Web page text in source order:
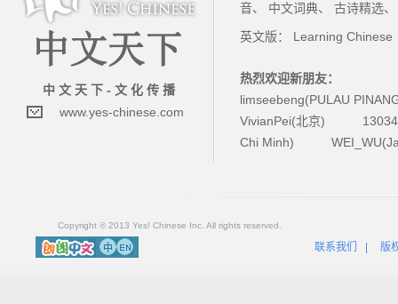
中 文 天 下 - 文 化 传 播
www.yes-chinese.com
音、 中文词典、 古诗精选
英文版： Learning Chinese
热烈欢迎新朋友：
limseebeng(PULAU
VivianPei(北京)
Chi Minh)
Copyright © 2013 Yes! Chinese Inc. All rights reserved.
联系我们 版